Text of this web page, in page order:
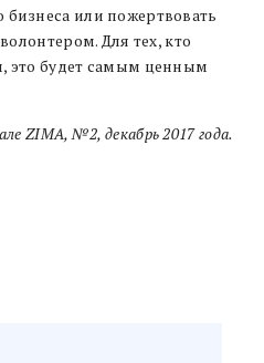
или пожертвовать
Для тех, кто
это будет самым ценным
ZIMA, №2, декабрь 2017 года.